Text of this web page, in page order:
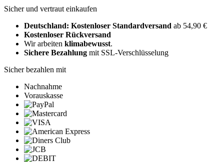
Sicher und vertraut einkaufen
Deutschland: Kostenloser Standardversand ab 54,90 €
Kostenloser Rückversand
Wir arbeiten klimabewusst.
Sichere Bezahlung mit SSL-Verschlüsselung
Sicher bezahlen mit
Nachnahme
Vorauskasse